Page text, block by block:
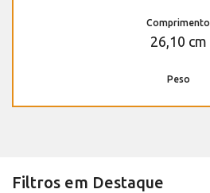
Comprimento
26,10 cm
Peso
Filtros em Destaque